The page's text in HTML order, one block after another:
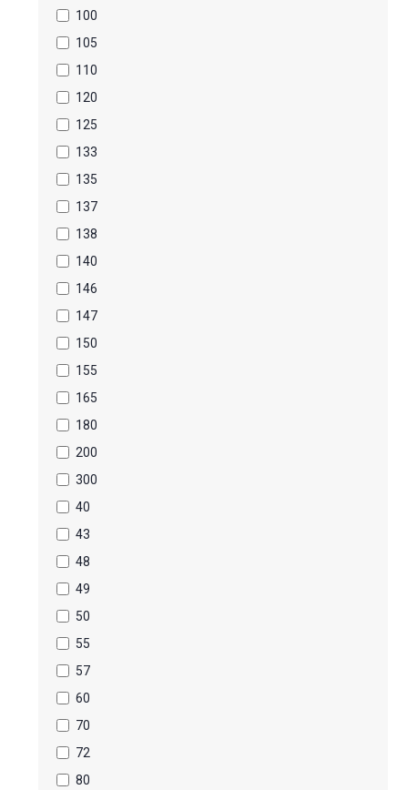
100
105
110
120
125
133
135
137
138
140
146
147
150
155
165
180
200
300
40
43
48
49
50
55
57
60
70
72
80